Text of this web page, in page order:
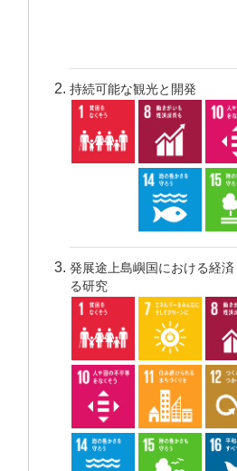
持続可能な観光と開発
発展途上島嶼国における経
る研究